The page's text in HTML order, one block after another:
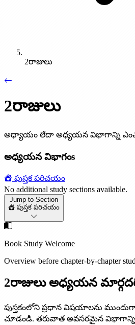
2రాజులు
2రాజులు
అధ్యాయం లేదా అధ్యయన విభాగాన్ని
అధ్యయన విభాగంs
పుస్తక పరిచయం
No additional study sections available.
Jump to Section
పుస్తక పరిచయం
Book Study Welcome
Overview before chapter-by-chapter
2రాజులు అధ్యయన
పుస్తకంలోని ప్రధాన విషయాలను
చూడండి. తరువాత అవసరమైన విభాగాన్ని